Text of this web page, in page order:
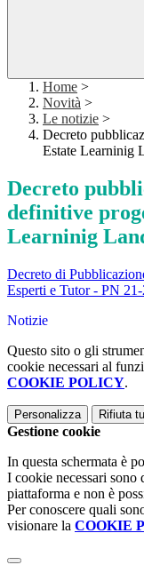
Home >
Novità >
Le notizie >
Decreto
Estate Learninig
Decreto
definitive
Learninig
Decreto di
Esperti e Tutor - PN
Notizie
Questo sito o gli
cookie necessari al
COOKIE POLICY.
Personalizza Rifiuta
Gestione cookie
In questa schermata è
I cookie necessari
piattaforma e non è
Per conoscere quali
visionare la COOKIE